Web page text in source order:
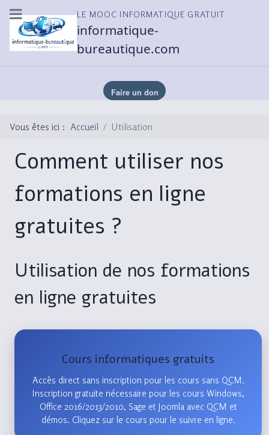
LE MOOC INFORMATIQUE GRATUIT
informatique-
bureautique.com
Vous êtes ici : Accueil Utilisation
Comment utiliser nos
formations en ligne
gratuites ?
Utilisation de nos formations
en ligne gratuites
Cours informatiques gratuits
Accès direct sans inscription pour les cours sans QCM.
Inscription gratuite nécessaire pour les cours Windows,
Office 2016/2013/2010, Sage et Joomla avec QCM et
démos. Cliquez sur le cours pour le suivre en ligne.